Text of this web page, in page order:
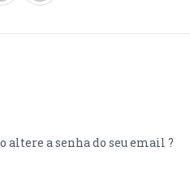
altere a senha do seu email ?